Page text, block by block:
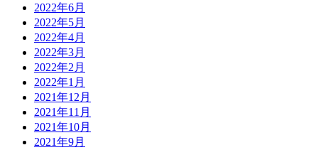
2022年6月
2022年5月
2022年4月
2022年3月
2022年2月
2022年1月
2021年12月
2021年11月
2021年10月
2021年9月